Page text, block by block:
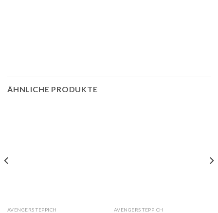
ÄHNLICHE PRODUKTE
AVENGERS TEPPICH AVENGERS TEPPICH